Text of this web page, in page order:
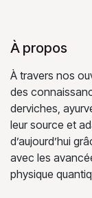
À propos
À travers nos
des
derviches,
leur source et
d’aujourd’hui
avec les
physique